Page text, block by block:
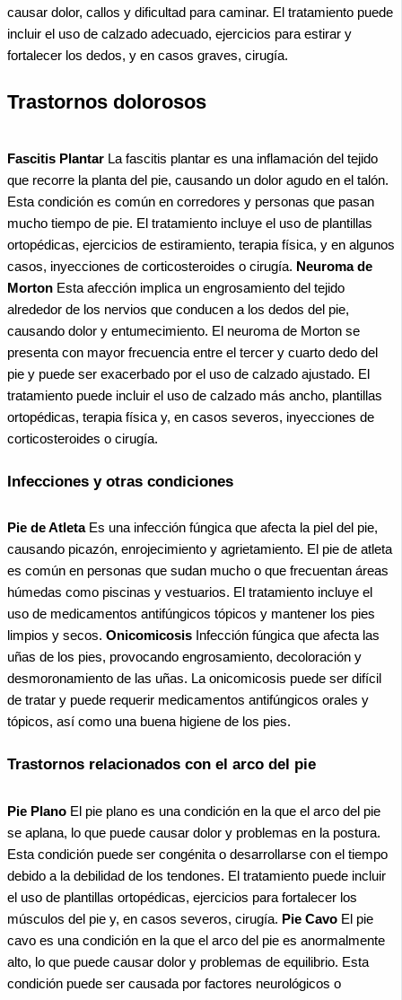
causar dolor, callos y dificultad para caminar. El tratamiento puede
incluir el uso de calzado adecuado, ejercicios para estirar y
fortalecer los dedos, y en casos graves, cirugía.
Trastornos dolorosos
Fascitis Plantar La fascitis plantar es una inflamación del tejido
que recorre la planta del pie, causando un dolor agudo en el talón.
Esta condición es común en corredores y personas que pasan
mucho tiempo de pie. El tratamiento incluye el uso de plantillas
ortopédicas, ejercicios de estiramiento, terapia física, y en algunos
casos, inyecciones de corticosteroides o cirugía. Neuroma de
Morton Esta afección implica un engrosamiento del tejido
alrededor de los nervios que conducen a los dedos del pie,
causando dolor y entumecimiento. El neuroma de Morton se
presenta con mayor frecuencia entre el tercer y cuarto dedo del
pie y puede ser exacerbado por el uso de calzado ajustado. El
tratamiento puede incluir el uso de calzado más ancho, plantillas
ortopédicas, terapia física y, en casos severos, inyecciones de
corticosteroides o cirugía.
Infecciones y otras condiciones
Pie de Atleta Es una infección fúngica que afecta la piel del pie,
causando picazón, enrojecimiento y agrietamiento. El pie de atleta
es común en personas que sudan mucho o que frecuentan áreas
húmedas como piscinas y vestuarios. El tratamiento incluye el
uso de medicamentos antifúngicos tópicos y mantener los pies
limpios y secos. Onicomicosis Infección fúngica que afecta las
uñas de los pies, provocando engrosamiento, decoloración y
desmoronamiento de las uñas. La onicomicosis puede ser difícil
de tratar y puede requerir medicamentos antifúngicos orales y
tópicos, así como una buena higiene de los pies.
Trastornos relacionados con el arco del pie
Pie Plano El pie plano es una condición en la que el arco del pie
se aplana, lo que puede causar dolor y problemas en la postura.
Esta condición puede ser congénita o desarrollarse con el tiempo
debido a la debilidad de los tendones. El tratamiento puede incluir
el uso de plantillas ortopédicas, ejercicios para fortalecer los
músculos del pie y, en casos severos, cirugía. Pie Cavo El pie
cavo es una condición en la que el arco del pie es anormalmente
alto, lo que puede causar dolor y problemas de equilibrio. Esta
condición puede ser causada por factores neurológicos o